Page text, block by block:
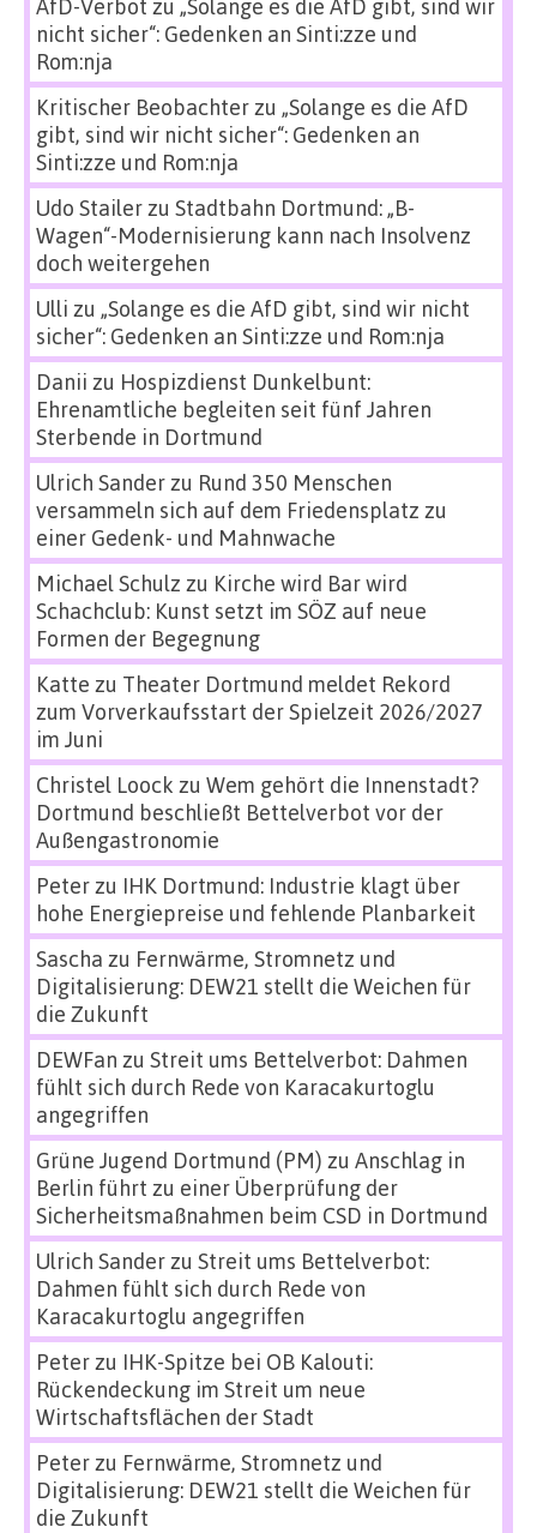
AfD-Verbot zu „Solange es die AfD gibt, sind wir
nicht sicher“: Gedenken an Sinti:zze und
Rom:nja
Kritischer Beobachterzu „Solange es die AfD
gibt, sind wir nicht sicher“: Gedenken an
Sinti:zze und Rom:nja
Udo Stailerzu Stadtbahn Dortmund: „B-
Wagen“-Modernisierung kann nach Insolvenz
doch weitergehen
Ulli zu „Solange es die AfD gibt, sind wir nicht
sicher“: Gedenken an Sinti:zze und Rom:nja
Danii zu Hospizdienst Dunkelbunt:
Ehrenamtliche begleiten seit fünf Jahren
Sterbende in Dortmund
Ulrich Sanderzu Rund 350 Menschen
versammeln sich auf dem Friedensplatz zu
einer Gedenk- und Mahnwache
Michael Schulz zu Kirche wird Bar wird
Schachclub: Kunst setzt im SÖZ auf neue
Formen der Begegnung
Katte zu Theater Dortmund meldet Rekord
zum Vorverkaufsstart der Spielzeit 2026/2027
im Juni
Christel Loock zu Wem gehört die Innenstadt?
Dortmund beschließt Bettelverbot vor der
Außengastronomie
Peterzu IHK Dortmund: Industrie klagt über
hohe Energiepreise und fehlende Planbarkeit
Sascha zu Fernwärme, Stromnetz und
Digitalisierung: DEW21 stellt die Weichen für
die Zukunft
DEWFan zu Streit ums Bettelverbot: Dahmen
fühlt sich durch Rede von Karacakurtoglu
angegriffen
Grüne Jugend Dortmund (PM) zu Anschlag in
Berlin führt zu einer Überprüfung der
Sicherheitsmaßnahmen beim CSD in Dortmund
Ulrich Sanderzu Streit ums Bettelverbot:
Dahmen fühlt sich durch Rede von
Karacakurtoglu angegriffen
Peterzu IHK-Spitze bei OB Kalouti:
Rückendeckung im Streit um neue
Wirtschaftsflächen der Stadt
Peterzu Fernwärme, Stromnetz und
Digitalisierung: DEW21 stellt die Weichen für
die Zukunft